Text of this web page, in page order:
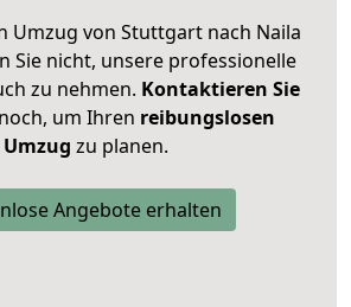
Umzug von Stuttgart nach Naila
Sie nicht, unsere professionelle
zu nehmen. Kontaktieren Sie
um Ihren reibungslosen
Umzug zu planen.
Angebote erhalten